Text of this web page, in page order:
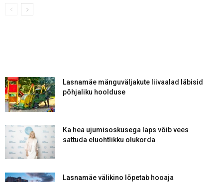
Lasnamäe mänguväljakute liivaalad läbisid
põhjaliku hoolduse
Ka hea ujumisoskusega laps võib vees
sattuda eluohtlikku olukorda
Lasnamäe välikino lõpetab hooaja